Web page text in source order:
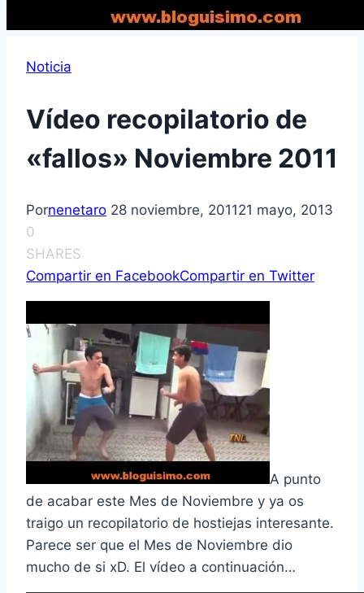
Noticia
Ví­deo recopilatorio de
«fallos» Noviembre 2011
Pornenetaro 28 noviembre, 201121 mayo, 2013
0
SHARES
Compartir en FacebookCompartir en Twitter
A punto
de acabar este Mes de Noviembre y ya os
traigo un recopilatorio de hostiejas interesante.
Parece ser que el Mes de Noviembre dio
mucho de si xD. El ví­deo a continuación…